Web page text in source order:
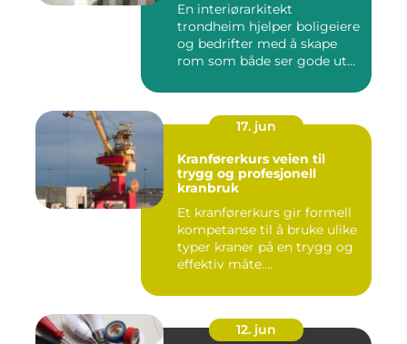
En interiørarkitekt
trondheim hjelper boligeiere
og bedrifter med å skape
rom som både ser gode ut
17. jun
Kranførerkurs veien til
trygg og profesjonell
kranbruk
Et kranførerkurs gir formell
kompetanse til å bruke ulike
typer kraner på en trygg og
effektiv måte....
12. jun